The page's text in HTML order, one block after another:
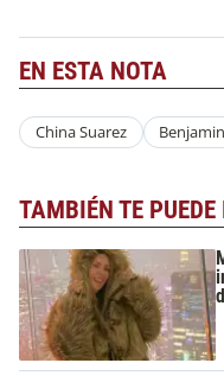
EN ESTA NOTA
China Suarez
TAMBIÉN TE PUEDE